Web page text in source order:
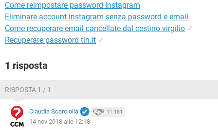
Come reimpostare password Instagram
Eliminare account instagram senza password e email
Come recuperare email cancellate dal cestino virgilio ✓
Recuperare password tin.it ✓
1 risposta
RISPOSTA 1 / 1
Claudia Scarciolla 11.181
14 nov 2018 alle 12:18